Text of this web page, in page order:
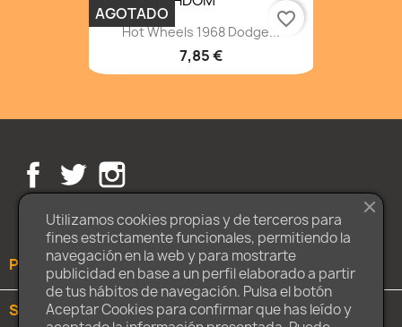
Hot Wheels 1968 Dodge...
7,85 €
AGOTADO favorite_border
Facebook
Twitter
PRODUCTOS
SOBRE NOSOTROS
Utilizamos cookies propias y de terceros para
fines estrictamente funcionales, permitiendo la
navegación en la web y para mostrarte
publicidad en base a un perfil elaborado a partir
de tus hábitos de navegación. Pulsa el botón
Aceptar Cookies para confirmar que has leído y